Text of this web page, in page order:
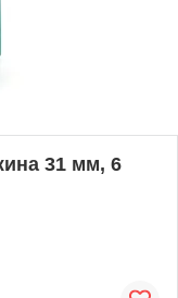
31 мм, 6